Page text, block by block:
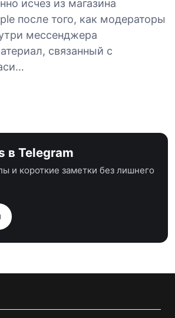
исчез из магазина
после того, как модераторы
мессенджера
связанный с
в Telegram
и короткие заметки без лишнего